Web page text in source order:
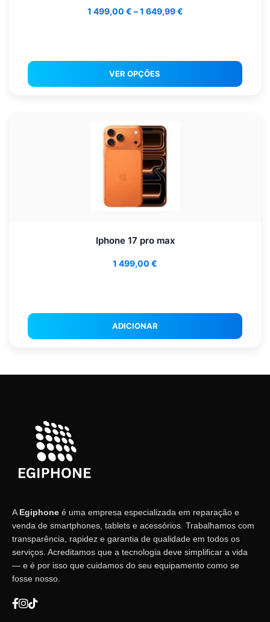
1 499,00 € – 1 649,99€
VER OPÇÕES
Iphone 17 pro max
1 499,00 €
ADICIONAR
A Egiphone é uma empresa especializada em reparação e
venda de smartphones, tablets e acessórios. Trabalhamos com
transparência, rapidez e garantia de qualidade em todos os
serviços. Acreditamos que a tecnologia deve simplificar a vida
— e é por isso que cuidamos do seu equipamento como se
fosse nosso.